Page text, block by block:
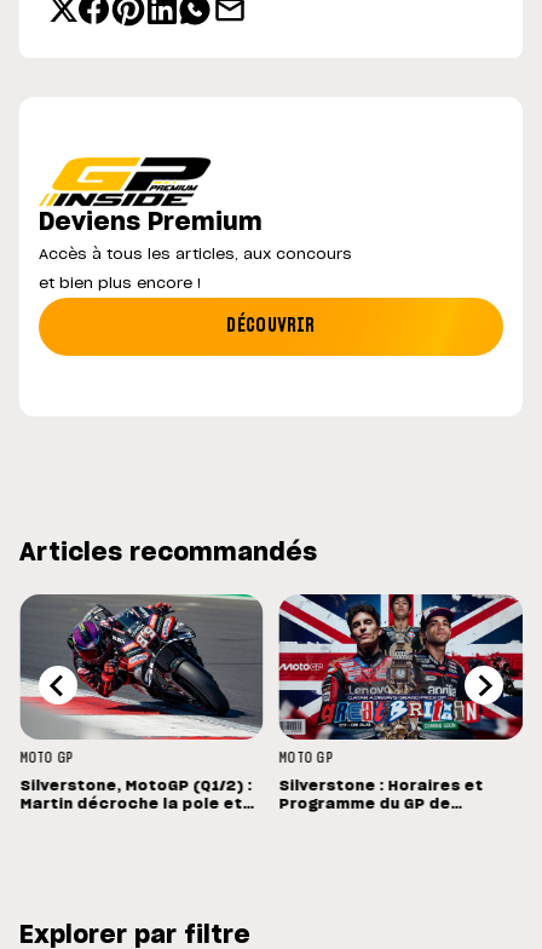
Deviens Premium
Accès à tous les articles, aux concours
et bien plus encore !
DÉCOUVRIR
Articles recommandés
MOTO GP
Silverstone, MotoGP (Q1/2) :
Martin décroche la pole et
MOTO GP
Silverstone : Horaires et
Programme du GP de
Explorer par filtre